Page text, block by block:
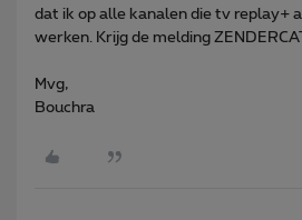
dat ik op alle kanalen die tv replay+
werken. Krijg de melding
Mvg,
Bouchra